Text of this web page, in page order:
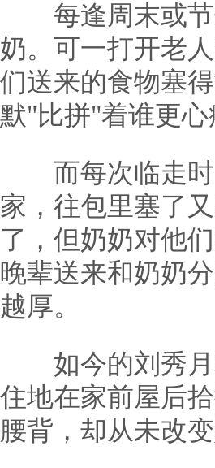
每逢周末或节
奶。可一打开老
们送来的食物塞
默"比拼"着谁更心
而每次临走时
家，往包里塞了
了，但奶奶对他
晚辈送来和奶奶
越厚。
如今的刘秀月
住地在家前屋后
腰背，却从未改